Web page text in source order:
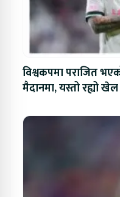
विश्वकपमा पराजित
मैदानमा, यस्तो रह्यो खेल